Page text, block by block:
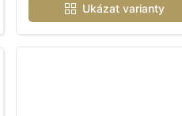
Ukázat varianty